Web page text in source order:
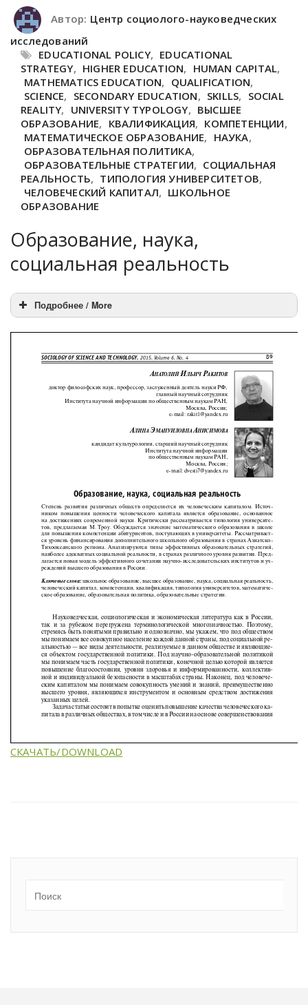
Автор: Центр социолого-науковедческих
исследований
EDUCATIONAL POLICY, EDUCATIONAL
STRATEGY, HIGHER EDUCATION, HUMAN CAPITAL,
MATHEMATICS EDUCATION, QUALIFICATION,
SCIENCE, SECONDARY EDUCATION, SKILLS, SOCIAL
REALITY, UNIVERSITY TYPOLOGY, ВЫСШЕЕ
ОБРАЗОВАНИЕ, КВАЛИФИКАЦИЯ, КОМПЕТЕНЦИИ,
МАТЕМАТИЧЕСКОЕ ОБРАЗОВАНИЕ, НАУКА,
ОБРАЗОВАТЕЛЬНАЯ ПОЛИТИКА,
ОБРАЗОВАТЕЛЬНЫЕ СТРАТЕГИИ, СОЦИАЛЬНАЯ
РЕАЛЬНОСТЬ, ТИПОЛОГИЯ УНИВЕРСИТЕТОВ,
ЧЕЛОВЕЧЕСКИЙ КАПИТАЛ, ШКОЛЬНОЕ
ОБРАЗОВАНИЕ
Образование, наука,
социальная реальность
Подробнее / More
СКАЧАТЬ/DOWNLOAD